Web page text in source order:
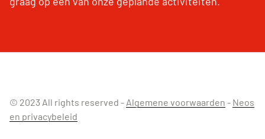
© 2023 All rights reserved - Algemene voorwaarden - Neos
en privacybeleid